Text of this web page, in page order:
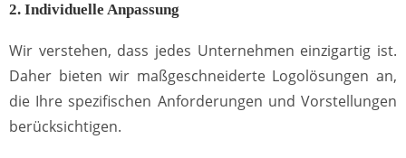
2. Individuelle Anpassung
Wir verstehen, dass jedes Unternehmen einzigartig ist.
Daher bieten wir maßgeschneiderte Logolösungen an,
die Ihre spezifischen Anforderungen und Vorstellungen
berücksichtigen.